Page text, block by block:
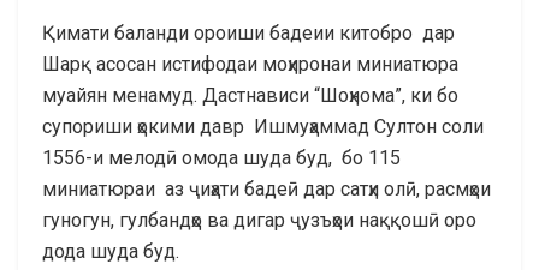
Қимати баланди ороиши бадеии китобро дар
Шарқ асосан истифодаи моҳиронаи миниатюра
муайян менамуд. Дастнависи “Шоҳнома”, ки бо
супориши ҳокими давр Ишмуҳаммад Султон соли
1556-и мелодӣ омода шуда буд, бо 115
миниатюраи аз ҷиҳати бадеӣ дар сатҳи олӣ, расмҳои
гуногун, гулбандҳо ва дигар ҷузъҳои наққошӣ оро
дода шуда буд.